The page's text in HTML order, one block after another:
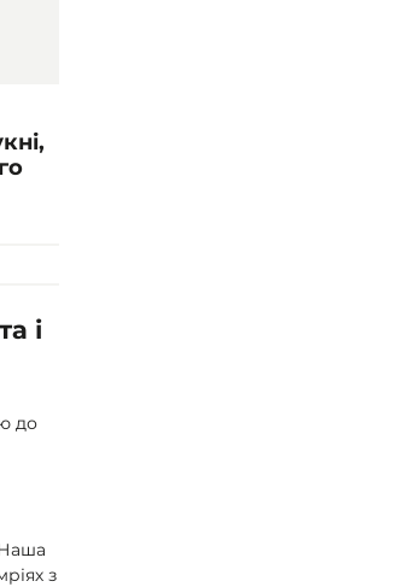
і
до
з